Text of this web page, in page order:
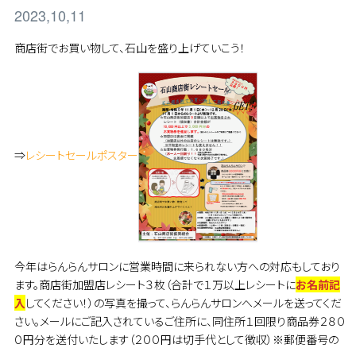
2023,10,11
商店街でお買い物して、石山を盛り上げていこう！
⇒レシートセールポスター
今年はらんらんサロンに営業時間に来られない方への対応もしており
ます。商店街加盟店レシート３枚（合計で１万以上レシートにお名前記
入 してください！）の写真を撮って、らんらんサロンへメールを送ってくだ
さい。メールにご記入されているご住所に、同住所１回限り商品券２８０
０円分を送付いたします（２００円は切手代として徴収）※郵便番号の